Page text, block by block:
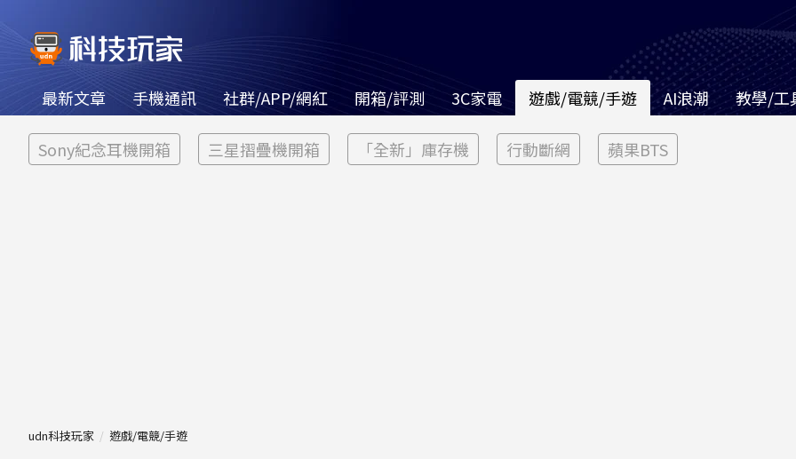
最新文章 手機通訊 社群/APP/網紅 開箱/評測 3C家電 遊戲/電競/手遊 AI浪潮 教學/工
Sony紀念耳機開箱 三星摺疊機開箱 「全新」庫存機 行動斷網 蘋果BTS
udn科技玩家 遊戲/電競/手遊